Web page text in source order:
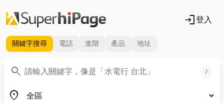
login登入
關鍵字搜尋 電話 進階 產品 地址
search
關鍵字 /
place
地區